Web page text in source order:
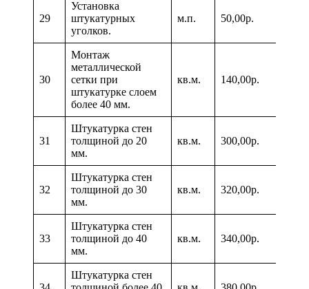
29
Установка
штукатурных
уголков.
м.п. 50,00р.
30
Монтаж
металлической
сетки при
штукатурке слоем
более 40 мм.
кв.м. 140,00р.
31
Штукатурка стен
толщиной до 20
мм.
кв.м. 300,00р.
32
Штукатурка стен
толщиной до 30
мм.
кв.м. 320,00р.
33
Штукатурка стен
толщиной до 40
мм.
кв.м. 340,00р.
Штукатурка стен